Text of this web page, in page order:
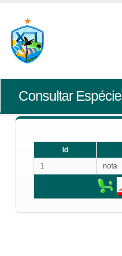
Consultar Espécie
Id
1
nota